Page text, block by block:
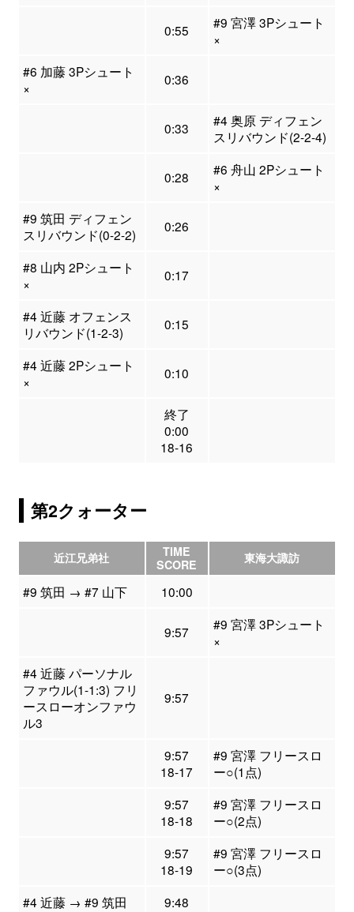
0:55
#9 宮澤 3Pシュート
×
#6 加藤 3Pシュート
×
0:36
0:33
#4 奥原 ディフェン
スリバウンド(2-2-4)
0:28
#6 舟山 2Pシュート
×
#9 筑田 ディフェン
スリバウンド(0-2-2)
0:26
#8 山内 2Pシュート
×
0:17
#4 近藤 オフェンス
リバウンド(1-2-3)
0:15
#4 近藤 2Pシュート
×
0:10
終了
0:00
18-16
第2クォーター
近江兄弟社
TIME
SCORE
東海大諏訪
#9 筑田 → #7 山下 10:00
9:57
#9 宮澤 3Pシュート
×
#4 近藤 パーソナル
ファウル(1-1:3) フリ
ースローオンファウ
ル3
9:57
9:57
18-17
#9 宮澤 フリースロ
ー○(1点)
9:57
18-18
#9 宮澤 フリースロ
ー○(2点)
9:57
18-19
#9 宮澤 フリースロ
ー○(3点)
#4 近藤 → #9 筑田
9:48